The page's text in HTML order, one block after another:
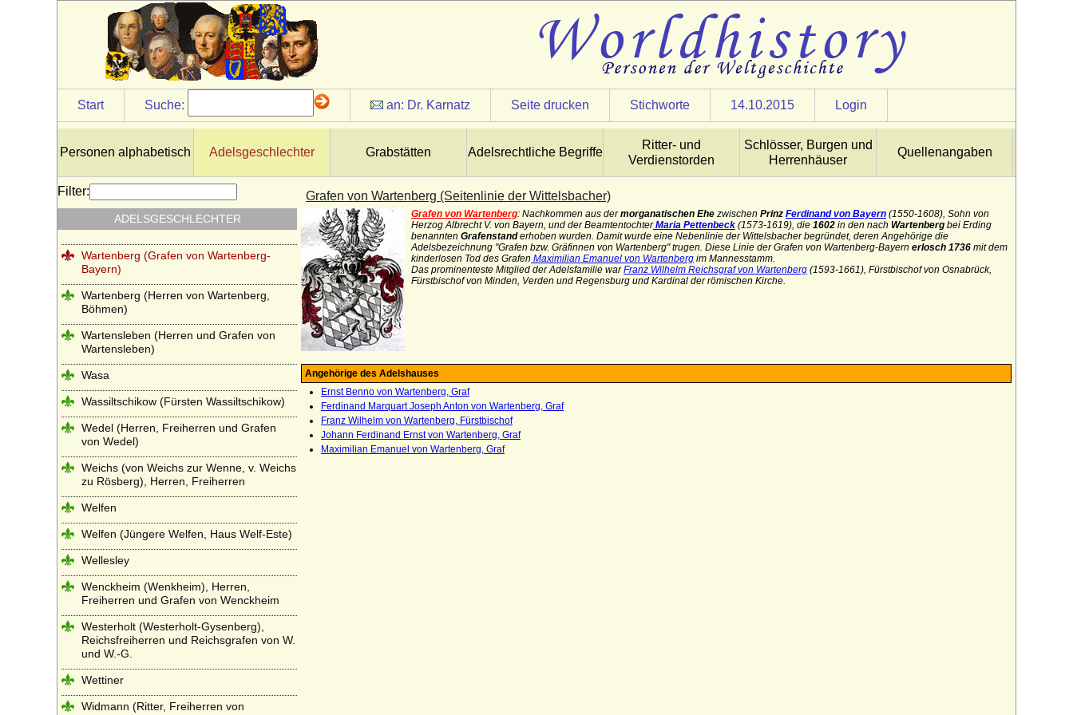
Start Suche: an: Dr. Karnatz Seite drucken Stichworte 14.10.2015 Login
Personen alphabetisch Adelsgeschlechter Grabstätten Adelsrechtliche Begriffe
Ritter- und
Verdienstorden
Schlösser, Burgen und
Herrenhäuser
Quellenangaben
Grafen von Wartenberg (Seitenlinie der Wittelsbacher)
Grafen von Wartenberg: Nachkommen aus dermorganatischen Ehe zwischen Prinz Ferdinand von Bayern (1550-1608), Sohn von
Herzog Albrecht V. von Bayern, und der Beamtentochter Maria Pettenbeck (1573-1619), die 1602 in den nach Wartenberg bei Erding
benannten Grafenstanderhoben wurden. Damit wurde eine Nebenlinie der Wittelsbacher begründet, deren Angehörige die
Adelsbezeichnung "Grafen bzw. Gräfinnen von Wartenberg" trugen. Diese Linie der Grafen von Wartenberg-Bayern erlosch 1736 mit dem
kinderlosen Tod des Grafen Maximilian Emanuel von Wartenberg im Mannesstamm.
Das prominenteste Mitglied der Adelsfamilie warFranz Wilhelm Reichsgraf von Wartenberg (1593-1661), Fürstbischof von Osnabrück,
Fürstbischof von Minden, Verden und Regensburg und Kardinal der römischen Kirche.
Angehörige des Adelshauses
Ernst Benno von Wartenberg, Graf
Ferdinand Marquart Joseph Anton von Wartenberg, Graf
Franz Wilhelm von Wartenberg, Fürstbischof
Johann Ferdinand Ernst von Wartenberg, Graf
Maximilian Emanuel von Wartenberg, Graf
Filter:
ADELSGESCHLECHTER
Waldbott von Bassenheim (Herren,
Freiherren und Grafen Waldbott von
Bassenheim)
Waldemare (Haus Estridsson)
Waldow (Herren von Waldow)
Waldstein (Vald?tejn)
Herren, Reichsgrafen und Grafen
Warnstedt (Herren von Warnstedt)
Wartenberg (Herren von Wartenberg)
Wartenberg (Grafen von Wartenberg)
Wartenberg (Grafen von Wartenberg-
Bayern)
Wartenberg (Herren von Wartenberg,
Böhmen)
Wartensleben (Herren und Grafen von
Wartensleben)
Wasa
Wassiltschikow (Fürsten Wassiltschikow)
Wedel (Herren, Freiherren und Grafen
von Wedel)
Weichs (von Weichs zur Wenne, v. Weichs
zu Rösberg), Herren, Freiherren
Welfen
Welfen (Jüngere Welfen, Haus Welf-Este)
Wellesley
Wenckheim (Wenkheim), Herren,
Freiherren und Grafen von Wenckheim
Westerholt (Westerholt-Gysenberg),
Reichsfreiherren und Reichsgrafen von W.
und W.-G.
Wettiner
Widmann (Ritter, Freiherren von